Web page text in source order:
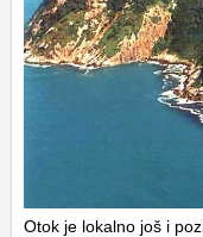
Otok je lokalno još i